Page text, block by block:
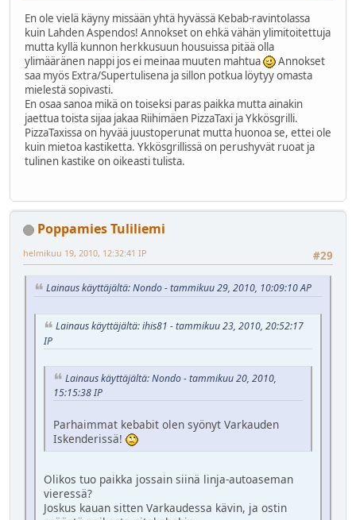
En ole vielä käyny missään yhtä hyvässä Kebab-ravintolassa
kuin Lahden Aspendos! Annokset on ehkä vähän ylimitoitettuja
mutta kyllä kunnon herkkusuun housuissa pitää olla
ylimääränen nappi jos ei meinaa muuten mahtua
Annokset
saa myös Extra/Supertulisena ja sillon potkua löytyy omasta
mielestä sopivasti.
En osaa sanoa mikä on toiseksi paras paikka mutta ainakin
jaettua toista sijaa jakaa Riihimäen PizzaTaxi ja Ykkösgrilli.
PizzaTaxissa on hyvää juustoperunat mutta huonoa se, ettei ole
kuin mietoa kastiketta. Ykkösgrillissä on perushyvät ruoat ja
tulinen kastike on oikeasti tulista.
Poppamies Tuliliemi
#29
helmikuu 19, 2010, 12:32:41 IP
Lainaus käyttäjältä: Nondo - tammikuu 29, 2010, 10:09:10 AP
Lainaus käyttäjältä: ihis81 - tammikuu 23, 2010, 20:52:17
IP
Lainaus käyttäjältä: Nondo - tammikuu 20, 2010,
15:15:38 IP
Parhaimmat kebabit olen syönyt Varkauden
Iskenderissä!
Olikos tuo paikka jossain siinä linja-autoaseman
vieressä?
Joskus kauan sitten Varkaudessa kävin, ja ostin